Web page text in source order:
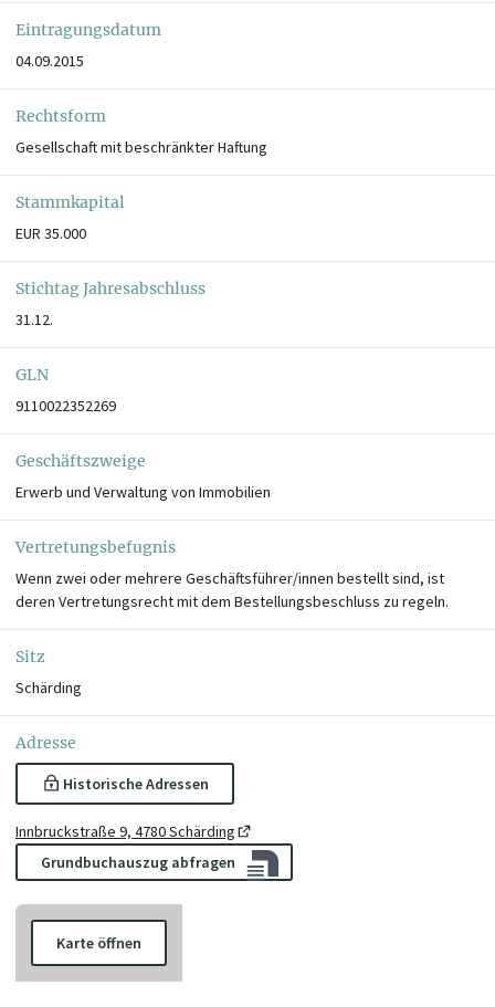
Eintragungsdatum
04.09.2015
Rechtsform
Gesellschaft mit beschränkter Haftung
Stammkapital
EUR 35.000
Stichtag Jahresabschluss
31.12.
GLN
9110022352269
Geschäftszweige
Erwerb und Verwaltung von Immobilien
Vertretungsbefugnis
Wenn zwei oder mehrere Geschäftsführer/innen bestellt sind, ist
deren Vertretungsrecht mit dem Bestellungsbeschluss zu regeln.
Sitz
Schärding
Adresse
Historische Adressen
Innbruckstraße 9, 4780 Schärding
Grundbuchauszug abfragen
Karte öffnen